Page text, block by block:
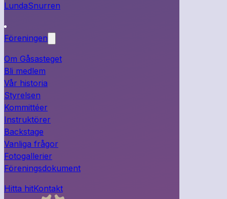
LundaSnurren
Föreningen
Om Gåsasteget
Bli medlem
Vår historia
Styrelsen
Kommittéer
Instruktörer
Backstage
Vanliga frågor
Fotogallerier
Föreningsdokument
Hitta hitKontakt